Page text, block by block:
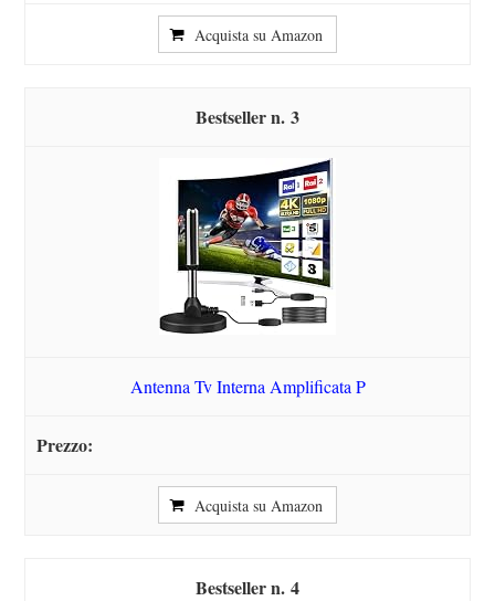
Acquista su Amazon
3
Antenna Tv Interna Amplificata P
Acquista su Amazon
4